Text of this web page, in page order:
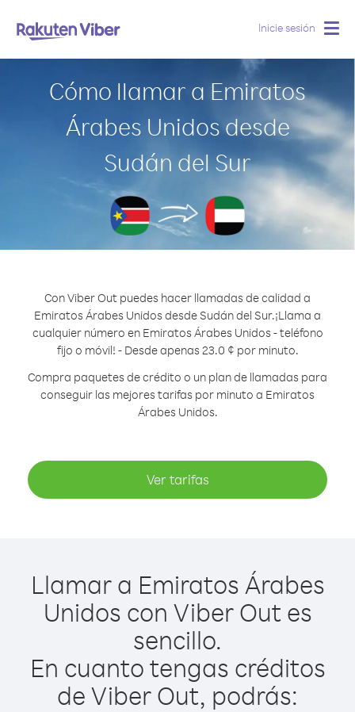
Inicie sesión
Cómo llamar a Emiratos
Árabes Unidos desde
Sudán del Sur
Con Viber Out puedes hacer llamadas de calidad a
Emiratos Árabes Unidos desde Sudán del Sur.¡Llama a
cualquier número en Emiratos Árabes Unidos - teléfono
fijo o móvil! - Desde apenas 23.0 ¢ por minuto.
Compra paquetes de crédito o un plan de llamadas para
conseguir las mejores tarifas por minuto a Emiratos
Árabes Unidos.
Ver tarifas
Llamar a Emiratos Árabes
Unidos con Viber Out es
sencillo.
En cuanto tengas créditos
de Viber Out, podrás: